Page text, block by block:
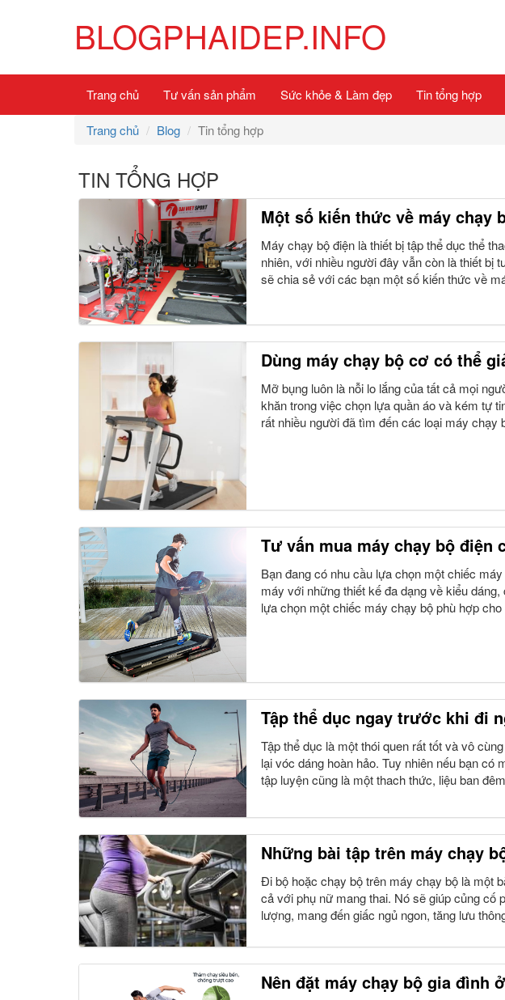
BLOGPHAIDEP.INFO
Trang chủ Tư vấn sản phẩm Sức khỏe & Làm đẹp Tin tổng hợp
Trang chủ Blog Tin tổng hợp
TIN TỔNG HỢP
Một số kiến thức về máy chạy
Máy chạy bộ điện là thiết bị tập thể dục thể
nhiên, với nhiều người đây vẫn còn là thiết bị
sẽ chia sẻ với các bạn một số kiến thức về
Dùng máy chạy bộ cơ có thể
Mỡ bụng luôn là nỗi lo lắng của tất cả mọi
khăn trong việc chọn lựa quần áo và kém tự
rất nhiều người đã tìm đến các loại máy chạy
Tư vấn mua máy chạy bộ điện
Bạn đang có nhu cầu lựa chọn một chiếc
máy với những thiết kế đa dạng về kiểu
lựa chọn một chiếc máy chạy bộ phù hợp
Tập thể dục ngay trước khi đi
Tập thể dục là một thói quen rất tốt và vô
lại vóc dáng hoàn hảo. Tuy nhiên nếu bạn có
tập luyện cũng là một thach thức, liệu ban
Những bài tập trên máy chạy
Đi bộ hoặc chạy bộ trên máy chạy bộ là một
cả với phụ nữ mang thai. Nó sẽ giúp củng cố
lượng, mang đến giấc ngủ ngon, tăng lưu
Nên đặt máy chạy bộ gia đình